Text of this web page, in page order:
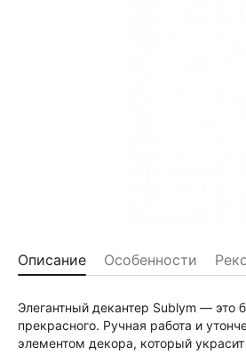
Описание Особенности
Элегантный декантер Sublym — это
прекрасного. Ручная работа и
элементом декора, который